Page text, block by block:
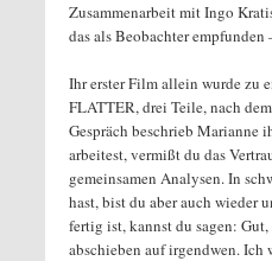
Zusammenarbeit mit Ingo
das als Beobachter
Ihr erster Film allein wurde zu
FLATTER, drei Teile, nach
Gespräch beschrieb Marianne
arbeitest, vermißt du das
gemeinsamen Analysen. In
hast, bist du aber auch wieder
fertig ist, kannst du sagen:
abschieben auf irgendwen. Ich